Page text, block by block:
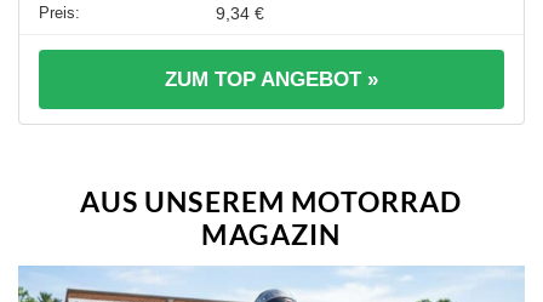
9,34 €
ZUM TOP ANGEBOT »
AUS UNSEREM MOTORRAD
MAGAZIN